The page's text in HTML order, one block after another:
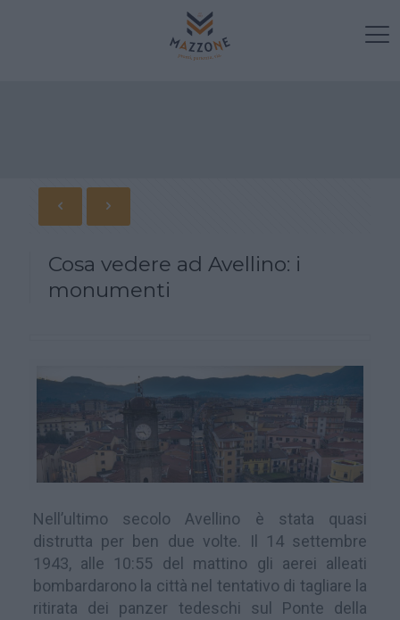
Cosa vedere ad Avellino: i
monumenti
Nell’ultimo secolo Avellino è stata quasi
distrutta per ben due volte. Il 14 settembre
1943, alle 10:55 del mattino gli aerei alleati
bombardarono la città nel tentativo di tagliare la
ritirata dei panzer tedeschi sul Ponte della